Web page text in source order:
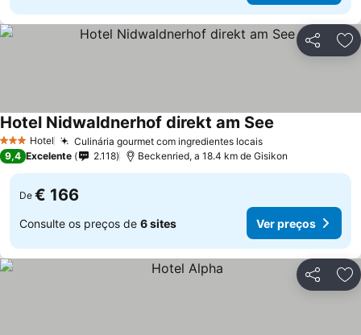
Partilhar
3 EstrelasHotel Culinária gourmet com ingredientes locaisVer preços
Hotel Nidwaldnerhof direkt am See
9,4 Excelente 2.118 Beckenried, a 18.4 km de Gisikon
De € 166
Consulte os preços de 6 sites Ver preços
Partilhar